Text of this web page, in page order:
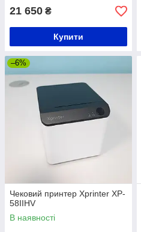
21 650 ₴
Купити
–6%
Чековий принтер Xprinter XP-
58IIHV
В наявності